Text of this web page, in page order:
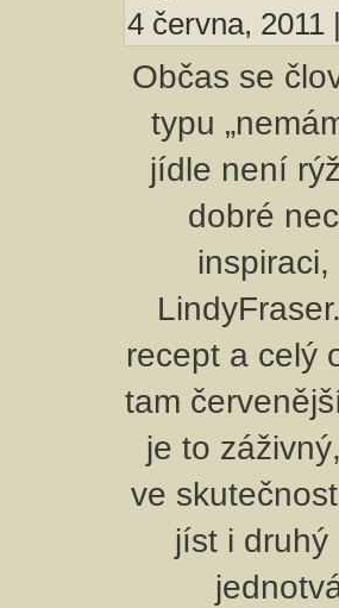
4 června,
Občas se
typu
jídle není
dobré
recept a celý
tam
je to
ve
jíst i